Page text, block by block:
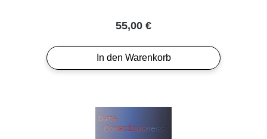
Regulärer Preis:
55,00 €
In den Warenkorb